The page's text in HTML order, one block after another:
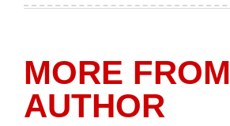
MORE FROM
AUTHOR